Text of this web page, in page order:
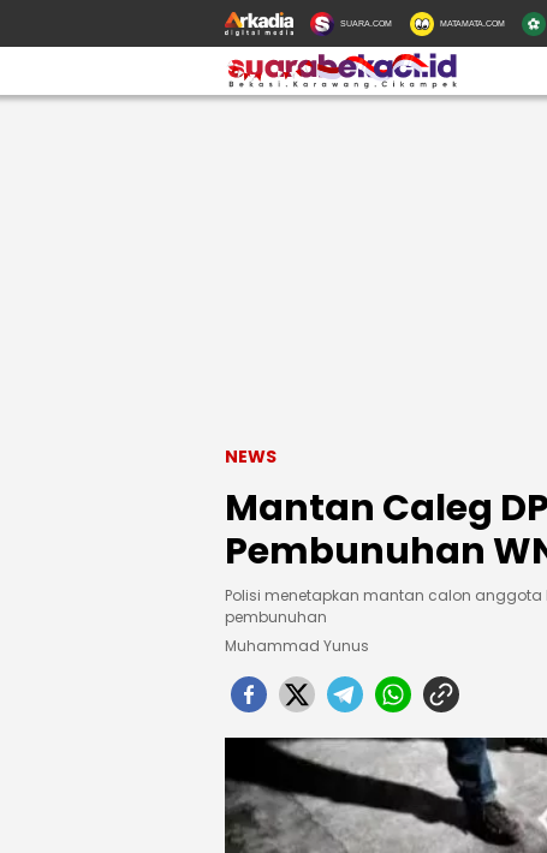
SUARA.COM MATAMATA.COM
NEWS
Mantan Caleg
Pembunuhan
Polisi menetapkan mantan calon anggota
pembunuhan
Muhammad Yunus